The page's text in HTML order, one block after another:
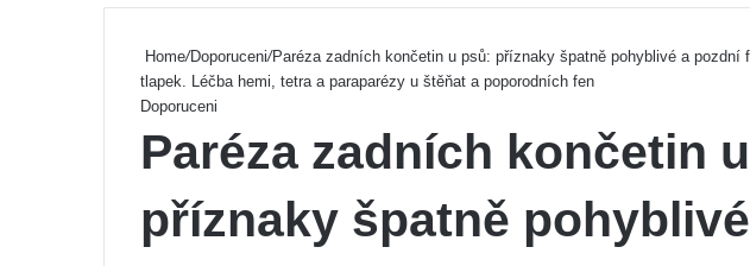
Home/Doporuceni/Paréza zadních končetin u psů: příznaky špatně pohyblivé a pozdní
tlapek. Léčba hemi, tetra a paraparézy u štěňat a poporodních fen
Doporuceni
Paréza zadních končetin
příznaky špatně